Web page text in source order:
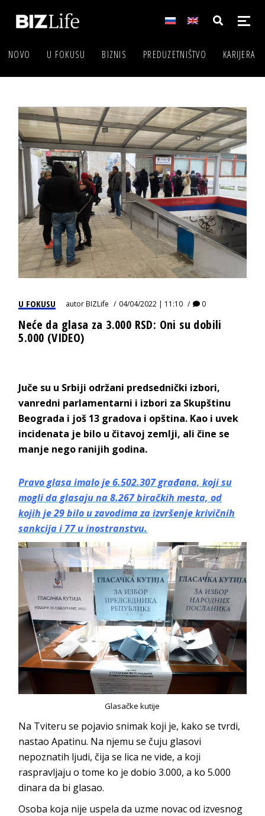
NOVO U FOKUSU BIZNIS PREDUZETNIŠTVO KARIJERA
U FOKUSU autorBIZLife 04/04/2022 | 11:10 0
Neće da glasa za 3.000 RSD: Oni su dobili
5.000 (VIDEO)
Juče su u Srbiji održani predsednički izbori,
vanredni parlamentarni i izbori za Skupštinu
Beograda i još 13 gradova i opština. Kao i uvek
incidenata je bilo u čitavoj zemlji, ali čine se
manje nego ranijih godina.
Pravo glasa imalo je 6.502.307 građana, koji su
mogli da glasaju na 8.267 biračkih mesta, od
kojih je 29 bilo u zavodima za izvršenje krivičnih
sankcija i 77 u inostranstvu.
Glasačke kutije
Na Tviteru se pojavio snimak koji je, kako se tvrdi,
nastao Apatinu. Na njemu se čuju glasovi
nepoznatih ljudi, čija se lica ne vide, a koji
raspravljaju o tome ko je dobio 3.000, a ko 5.000
dinara da bi glasao.
Osoba koja nije uspela da uzme novac od izvesnog